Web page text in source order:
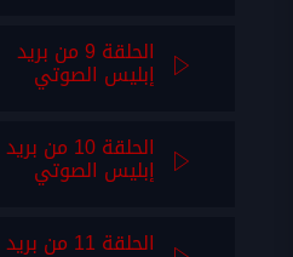
الحلقة 9 من بريد
إبليس الصوتي
الحلقة 10 من بريد
إبليس الصوتي
الحلقة 11 من بريد